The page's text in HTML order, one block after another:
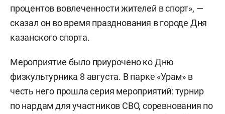
процентов вовлеченности жителей в спорт», —
сказал он во время празднования в городе Дня
казанского спорта.
Мероприятие было приурочено ко Дню
физкультурника 8 августа. В парке «Урам» в
честь него прошла серия мероприятий: турнир
по нардам для участников СВО, соревнования по